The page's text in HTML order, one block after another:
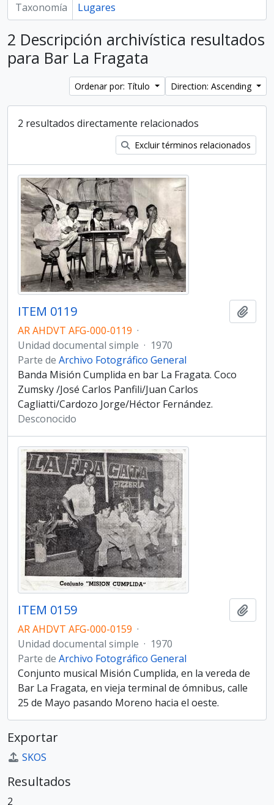
Taxonomía Lugares
2 Descripción archivística resultados
para Bar La Fragata
Ordenar por: Título Direction: Ascending
2 resultados directamente relacionados
Excluir términos relacionados
ITEM 0119
AR AHDVT AFG-000-0119 ·
Unidad documental simple · 1970
Parte de Archivo Fotográfico General
Banda Misión Cumplida en bar La Fragata. Coco
Zumsky /José Carlos Panfili/Juan Carlos
Cagliatti/Cardozo Jorge/Héctor Fernández.
Desconocido
ITEM 0159
AR AHDVT AFG-000-0159 ·
Unidad documental simple · 1970
Parte de Archivo Fotográfico General
Conjunto musical Misión Cumplida, en la vereda de
Bar La Fragata, en vieja terminal de ómnibus, calle
25 de Mayo pasando Moreno hacia el oeste.
Exportar
SKOS
Resultados
2